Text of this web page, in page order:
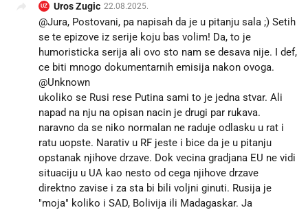
UZ Uros Zugic 22.08.2025.
@Jura, Postovani, pa napisah da je u pitanju sala ;) Setih
se te epizove iz serije koju bas volim! Da, to je
humoristicka serija ali ovo sto nam se desava nije. I def,
ce biti mnogo dokumentarnih emisija nakon ovoga.
@Unknown
ukoliko se Rusi rese Putina sami to je jedna stvar. Ali
napad na nju na opisan nacin je drugi par rukava.
naravno da se niko normalan ne raduje odlasku u rat i
ratu uopste. Narativ u RF jeste i bice da je u pitanju
opstanak njihove drzave. Dok vecina gradjana EU ne vidi
situaciju u UA kao nesto od cega njihove drzave
direktno zavise i za sta bi bili voljni ginuti. Rusija je
"moja" koliko i SAD, Bolivija ili Madagaskar. Ja